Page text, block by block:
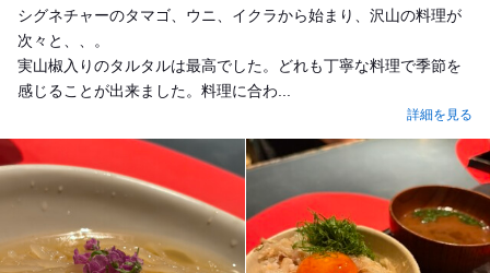
シグネチャーのタマゴ、ウニ、イクラから始まり、沢山の料理が
次々と、、。
実山椒入りのタルタルは最高でした。どれも丁寧な料理で季節を
感じることが出来ました。料理に合わ...
詳細を見る